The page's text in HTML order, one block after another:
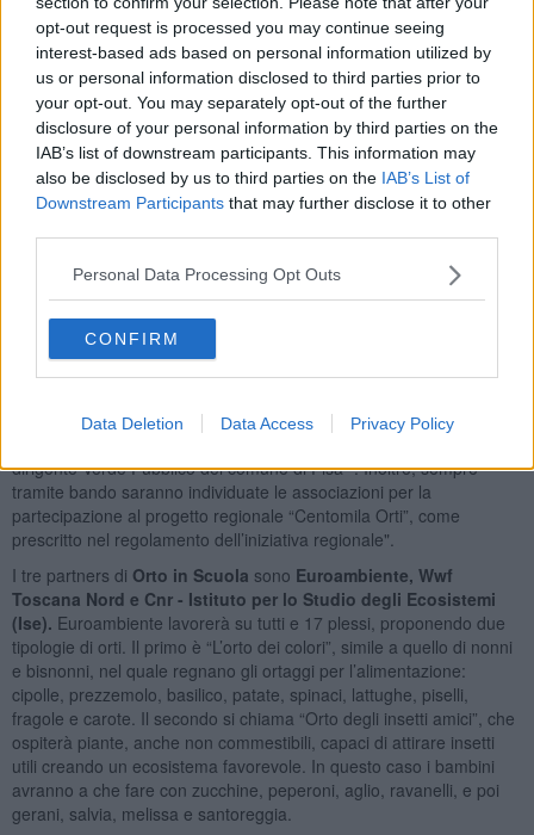
opt-out request is processed you may continue seeing
interest-based ads based on personal information utilized by
us or personal information disclosed to third parties prior to
your opt-out. You may separately opt-out of the further
disclosure of your personal information by third parties on the
IAB’s list of downstream participants. This information may
also be disclosed by us to third parties on the IAB’s List of
Downstream Participants that may further disclose it to other
Personal Data Processing Opt Outs
CONFIRM
Data Deletion Data Access Privacy Policy
cortili dei plessi scolastici.
L’amministrazione comunale,oltre a promuovere “Orto in
Scuola”, ha individuato leareeda coltivare e, tramite
Euroambiente, Global service del Comune, si occupa
dell’esecuzione delle operazioni difresatura e concimazione.
Inoltre, fornisce la torba, lo stallatico,i semi e le piantine.
"Rispetto al contratto di service per la manutenzione del verde e del
decorso urbano, che già prevedeva la lavorazione dei terreni,
Euroambiente si occuperà anche dell’aspetto didattico – spiega
Luca Inzaina,agronomo di Euroambiente -. I ragazzi, coltivando
ortaggi dal seme fino a quando sono pronti, capiranno l’importanza
di saper aspettare il tempo giusto per raggiungere un obiettivo".
Il comune conduce questo progetto con alcuni partners, individuati
con bando pubblico per coinvolgere più associazioni del territorio e
diversificare la natura e gli scopi dei progetti proposti. "Il comune
anno scolastico, e il sostegno delle associazioni è fondamentale,
dirigente Verde Pubblico del comune di Pisa -. Inoltre, sempre
tramite bando saranno individuate le associazioni per la
partecipazione al progetto regionale “Centomila Orti”, come
prescritto nel regolamento dell’iniziativa regionale".
I tre partners di Orto in Scuola sono Euroambiente, Wwf
Toscana Nord e Cnr - Istituto per lo Studio degli Ecosistemi
(Ise). Euroambiente lavorerà su tutti e 17 plessi, proponendo due
tipologie di orti. Il primo è “L’orto dei colori”, simile a quello di nonni
e bisnonni, nel quale regnano gli ortaggi per l’alimentazione:
cipolle, prezzemolo, basilico, patate, spinaci, lattughe, piselli,
fragole e carote. Il secondo si chiama “Orto degli insetti amici”, che
ospiterà piante, anche non commestibili, capaci di attirare insetti
utili creando un ecosistema favorevole. In questo caso i bambini
avranno a che fare con zucchine, peperoni, aglio, ravanelli, e poi
gerani, salvia, melissa e santoreggia.